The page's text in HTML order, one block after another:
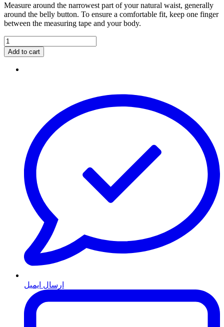
Measure around the narrowest part of your natural waist, generally
around the belly button. To ensure a comfortable fit, keep one finger
between the measuring tape and your body.
Add to cart
ارسال ایمیل